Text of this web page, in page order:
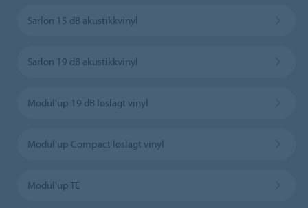
Sarlon 15 dB akustikkvinyl
Sarlon 19 dB akustikkvinyl
Modul'up 19 dB løslagt vinyl
Modul'up Compact løslagt vinyl
Modul'up TE